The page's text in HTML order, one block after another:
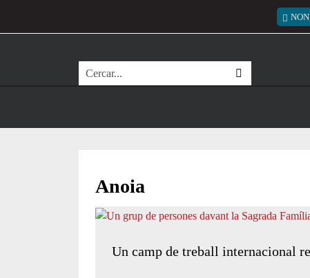
Cerca
Anoia
Un camp de treball internacional